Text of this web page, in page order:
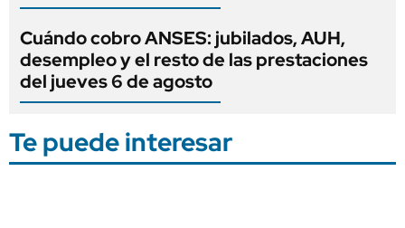
Cuándo cobro ANSES: jubilados, AUH,
desempleo y el resto de las prestaciones
del jueves 6 de agosto
Te puede interesar